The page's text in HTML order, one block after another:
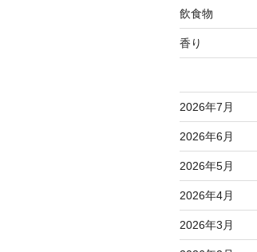
飲食物
香り
2026年7月
2026年6月
2026年5月
2026年4月
2026年3月